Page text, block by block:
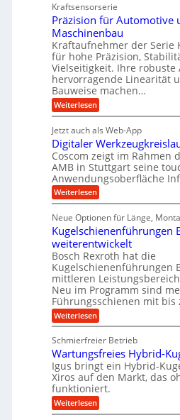
i
n
d
e
t
r
i
e
b
e
f
ü
r
r
a
e
U
m
g
e
b
u
n
g
e
n
n
d
A
u
f
t
r
a
s
e
i
n
g
a
n
g
l
o
s
e
,
w
e
n
i
g
e
r
S
t
e
l
e
n
h
n
s
t
a
n
g
e
n
g
e
t
r
i
e
b
e
f
ü
r
r
ä
z
i
s
e
H
u
b
b
e
w
e
g
u
n
g
e
n
Kraftsensorserie
Präzision für Automotive
Maschinenbau
Kraftaufnehmer der Serie
für hohe Präzision,
Vielseitigkeit. Ihre robuste
hervorragende Linearität
Bauweise machen…
Weiterlesen:
P
ä
z
i
s
i
o
n
f
r
A
u
t
o
m
o
t
i
v
e
n
d
M
a
s
c
h
i
Jetzt auch als Web-App
Digitaler
Coscom zeigt im Rahmen
AMB in Stuttgart seine
Anwendungsoberfläche
Weiterlesen:
D
g
i
t
a
l
e
r
W
e
r
k
z
e
u
g
k
r
e
i
s
Neue Optionen für Länge,
Kugelschienenführungen
weiterentwickelt
Bosch Rexroth hat die
Kugelschienenführungen
mittleren
Neu im Programm sind
Führungsschienen mit bis
Weiterlesen:
K
g
e
l
s
c
h
i
e
Schmierfreier Betrieb
Wartungsfreies Hybrid-
Igus bringt ein Hybrid-
Xiros auf den Markt, das
funktioniert.
Weiterlesen:
W